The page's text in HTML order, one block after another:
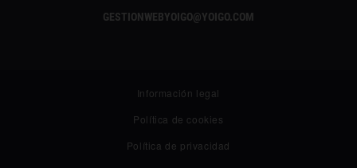
GESTIONWEBYOIGO@YOIGO.COM
Información legal
Política de cookies
Política de privacidad